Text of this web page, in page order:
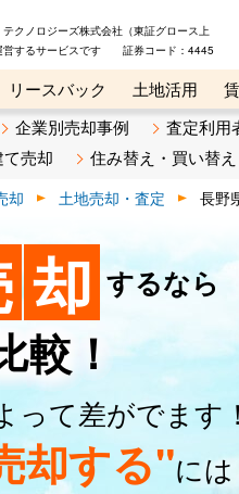
テクノロジーズ株式会社（東証グロース上
営するサービスです 証券コード：4445
リースバック 土地活用
オンライン講座 リビンマ
企業別売却事例 査定利用
て売却 住み替え・買い替え
却 土地売却・査定 長野
却 するなら
較！
って差がでます！
却する"に